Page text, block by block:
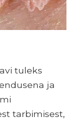
tuleks
ja
tarbimisest,